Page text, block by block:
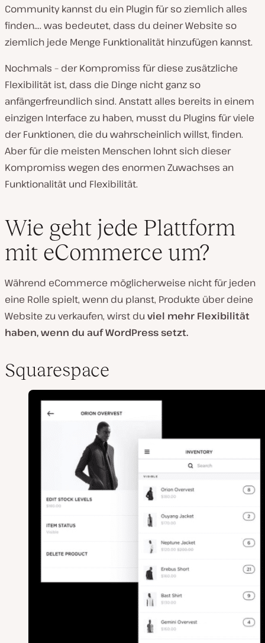
Community kannst du ein Plugin für so ziemlich alles
finden…. was bedeutet, dass du deiner Website so
ziemlich jede Menge Funktionalität hinzufügen kannst.
Nochmals – der Kompromiss für diese zusätzliche
Flexibilität ist, dass die Dinge nicht ganz so
anfängerfreundlich sind. Anstatt alles bereits in einem
einzigen Interface zu haben, musst du Plugins für viele
der Funktionen, die du wahrscheinlich willst, finden.
Aber für die meisten Menschen lohnt sich dieser
Kompromiss wegen des enormen Zuwachses an
Funktionalität und Flexibilität.
Wie geht jede Plattform
mit eCommerce um?
Während eCommerce möglicherweise nicht für jeden
eine Rolle spielt, wenn du planst, Produkte über deine
Website zu verkaufen, wirst du viel mehr Flexibilität
haben, wenn du auf WordPress setzt.
Squarespace